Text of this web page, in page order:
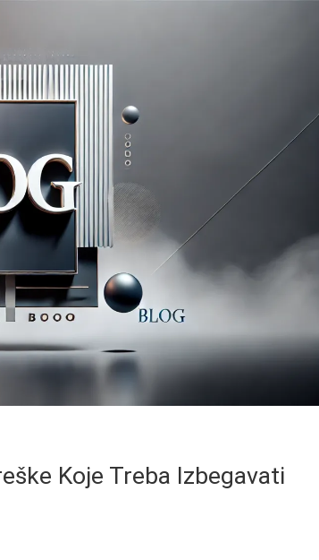
Koje Treba Izbegavati